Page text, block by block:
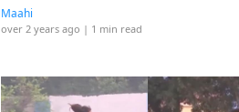
Maahi
over 2 years ago | 1 min read